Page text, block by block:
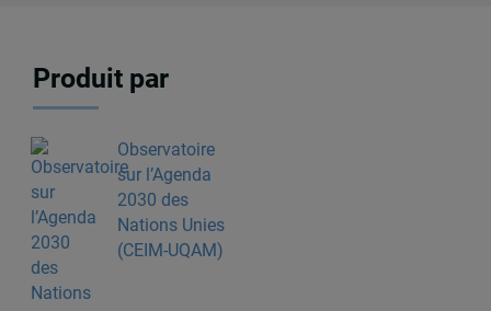
Produit par
Observatoire
sur l’Agenda
2030 des
Nations Unies
(CEIM-UQAM)